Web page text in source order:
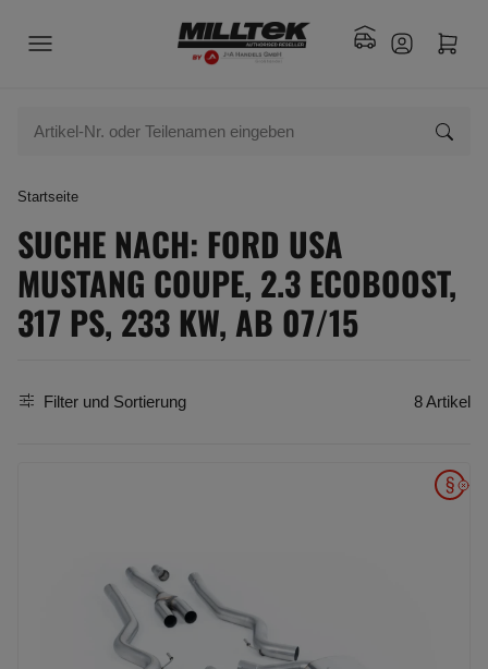
Startseite
SUCHE NACH: FORD USA
MUSTANG COUPE, 2.3 ECOBOOST,
317 PS, 233 KW, AB 07/15
Filter und Sortierung 8 Artikel